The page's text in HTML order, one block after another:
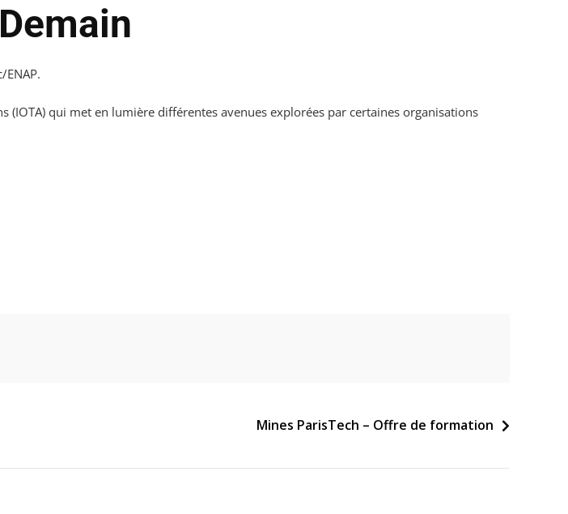
ENAP.
qui met en lumière différentes avenues explorées par certaines organisations
Mines ParisTech – Offre de formation